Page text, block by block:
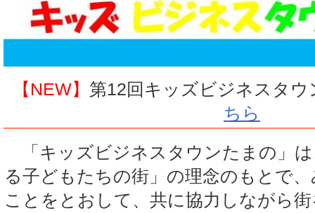
【NEW】 第12回キッズビジネスタ
ちら
「キッズビジネスタウンたまの」
る子どもたちの街」の理念のもとで
ことをとおして、共に協力しながら